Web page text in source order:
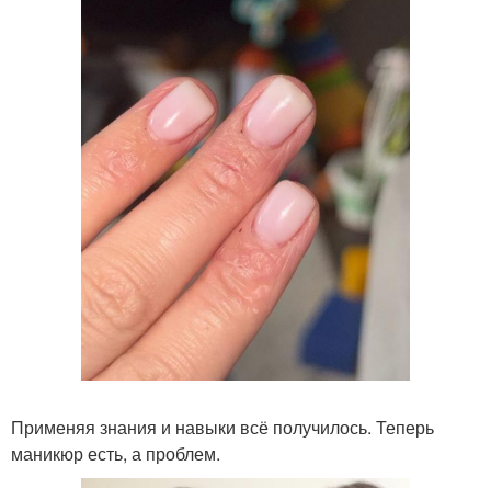
Применяя знания и навыки всё получилось. Теперь
маникюр есть, а проблем.